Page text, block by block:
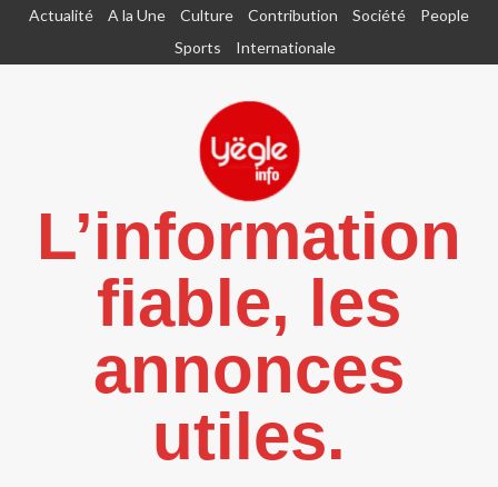
Aller
contenu
Actualité A la Une Culture Contribution Société
People
Sports
Internationale
L’information
fiable, les
annonces
utiles.